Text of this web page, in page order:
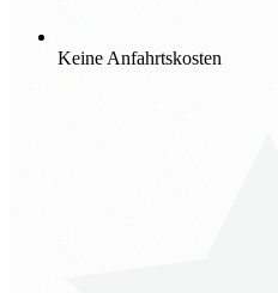
Keine Anfahrtskosten